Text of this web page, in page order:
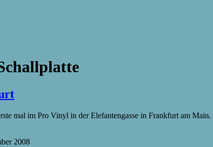
mal im Pro Vinyl in der Elefantengasse in Frankfurt am
2008